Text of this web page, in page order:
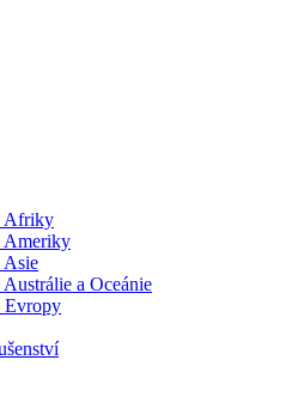
Afriky
Ameriky
Asie
a Oceánie
Evropy